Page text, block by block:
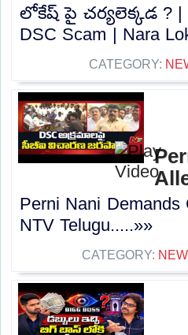
లోకేష్ పై చర్యలెక్కడ ? |
DSC Scam | Nara
CATEGORY:
Perni Nani
NTV Telugu.....»»
CATEGORY: